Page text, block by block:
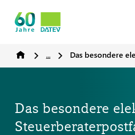
... Das besondere
Das besondere